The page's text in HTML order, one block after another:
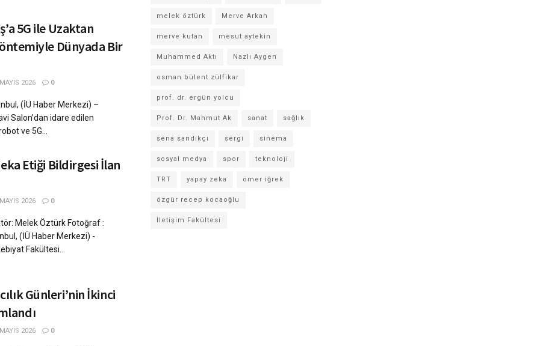
5G ile Uzaktan
Dünyada Bir
2026 0
(İÜ Haber Merkezi) –
Salon’dan idare edilen
ve 5G...
Etiği Bildirgesi İlan
2026 0
Melek Öztürk Fotoğraf :
(İÜ Haber Merkezi) -
Fakültesi...
Günleri’nin İkinci
2026 0
melek öztürk Merve Arkan
merve kutan mesut aytekin
Muhammed Aktı Nazlı Aygen
osman bülent zülfikar
prof. dr. ergün yolcu
Prof. Dr. Mahmut Ak sanat sağlık
sena sandıkçı sergi sinema
sosyal medya spor teknoloji
TRT yapay zeka ömer iğrek
özgür recep kocaoğlu
İletişim Fakültesi